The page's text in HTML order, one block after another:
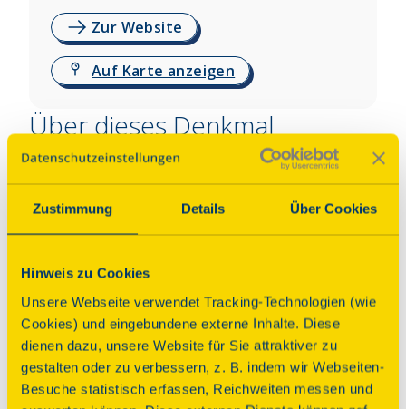
Zustimmung Details Über Cookies
Hinweis zu Cookies
Unsere Webseite verwendet Tracking-Technologien (wie
Cookies) und eingebundene externe Inhalte. Diese
dienen dazu, unsere Website für Sie attraktiver zu
gestalten oder zu verbessern, z. B. indem wir Webseiten-
Besuche statistisch erfassen, Reichweiten messen und
Zur Website
Auf Karte anzeigen
Über dieses Denkmal
Zum Denkmal gehören zwei Seitengebäude, eine
Scheune, das Hofpflaster und die Toranlage eines
vergangener Zeiten und von bau- sowie
stammen aus der ersten Hälfte des 19. Jh., die
Scheune trägt die Jahreszahl 1810.
Programm